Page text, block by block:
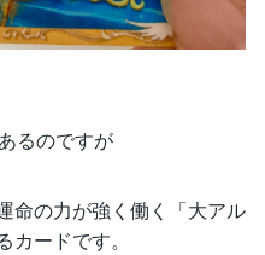
るのですが
命の力が強く働く「大アル
ードです。